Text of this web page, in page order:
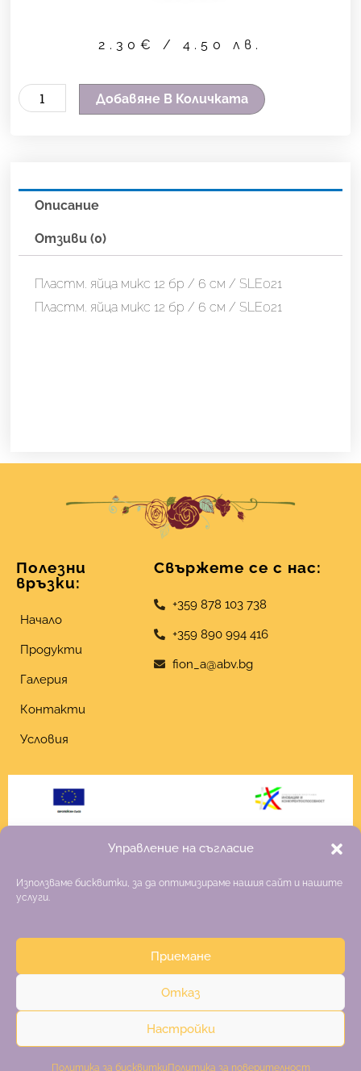
Управление на съгласие
Използваме бисквитки, за да оптимизираме нашия сайт и нашите
услуги.
Приемане
Отказ
Настройки
Политика за бисквиткиПолитика за поверителност
2.30 € / 4.50 лв.
количество
микс
/
Добавяне В Количката
Описание
Отзиви (0)
Пластм. яйца микс 12 бр / 6 см / SLE021
Пластм. яйца микс 12 бр / 6 см / SLE021
Полезни
връзки:
Начало
Продукти
Галерия
Контакти
Условия
Свържете се с нас:
+359 878 103 738
+359 890 994 416
fion_a@abv.bg
Copyright 2026 Fiona
Изработка на онлайн магазин–websitebuilderbg.eu
Политика за поверителност
Общи условия